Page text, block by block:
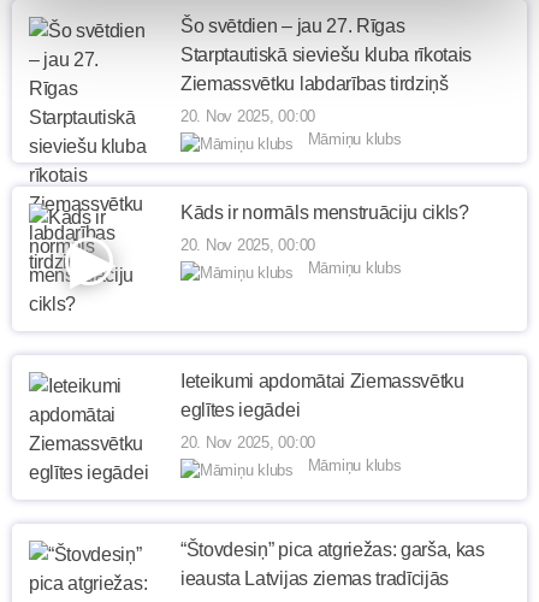
Šo svētdien – jau 27. Rīgas
Starptautiskā sieviešu kluba rīkotais
Ziemassvētku labdarības tirdziņš
20. Nov 2025, 00:00
Māmiņu klubs
Kāds ir normāls menstruāciju cikls?
20. Nov 2025, 00:00
Māmiņu klubs
Ieteikumi apdomātai Ziemassvētku
eglītes iegādei
20. Nov 2025, 00:00
Māmiņu klubs
“Štovdesiņ” pica atgriežas: garša, kas
ieausta Latvijas ziemas tradīcijās